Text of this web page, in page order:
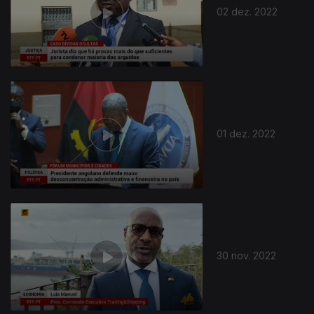
02 dez. 2022
01 dez. 2022
30 nov. 2022
656389